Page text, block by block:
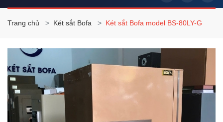
Trang chủ Két sắt Bofa Két sắt Bofa model BS-80LY-G